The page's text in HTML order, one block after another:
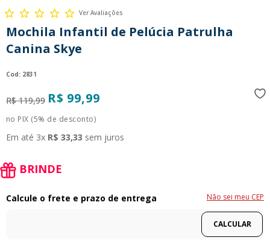
Ver Avaliações
Mochila Infantil de Pelúcia Patrulha
Canina Skye
: 2831
R$ 119,99 R$ 99,99
no PIX (5% de desconto)
Em até 3x R$ 33,33 sem juros
BRINDE
Não sei meu CEP
9º
guerreiras kpop
10º bluey